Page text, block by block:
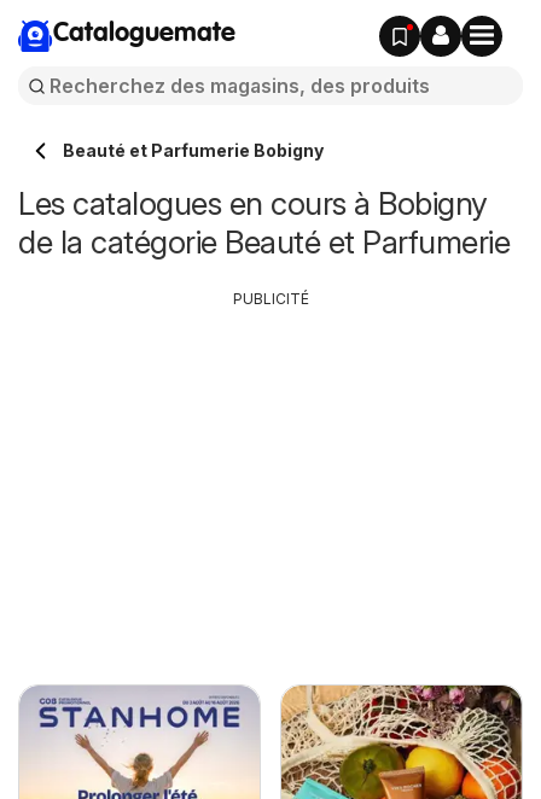
Cataloguemate
Beauté et Parfumerie Bobigny
Les catalogues en cours à Bobigny
de la catégorie Beauté et Parfumerie
PUBLICITÉ